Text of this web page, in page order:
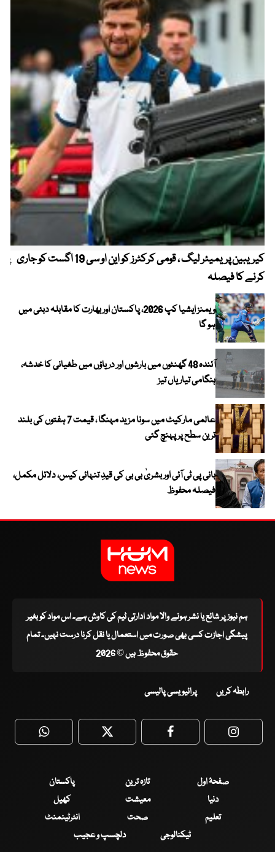
کیریبین پریمیئر لیگ ، قومی کرکٹرز کو این او سی 19 اگست کو جاری
کرنے کا فیصلہ
ویمنز ایشیا کپ 2026، پاکستان اور بھارت کا مقابلہ دبئی میں
ہو گا
آئندہ 48 گھنٹوں میں بارشوں اور دریاؤں میں طغیانی کا خدشہ،
ہنگامی تیاریاں تیز
عالمی مارکیٹ میں سونا مزید مہنگا ، قیمت 7 ہفتوں کی بلند
ترین سطح پر پہنچ گئی
بانی پی ٹی آئی اور بشریٰ بی بی کی قیدِ تنہائی کیس، دلائل مکمل،
فیصلہ محفوظ
ہم نیوز پر شائع یا نشر ہونے والا مواد ادارتی ٹیم کی کاوش ہے۔ اس مواد کو بغیر
پیشگی اجازت کسی بھی صورت میں استعمال یا نقل کرنا درست نہیں۔ تمام
حقوق محفوظ ہیں © 2026
رابطہ کریں پرائیویسی پالیسی
WhatsApp Twitter Facebook
صفحۂ اول تازہ ترین
پاکستان
دنیا
معیشت
کھیل
تعلیم
صحت
انٹرٹینمنٹ
ٹیکنالوجی
دلچسپ و عجیب